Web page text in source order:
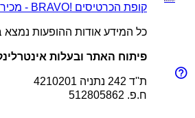
קופת הכרטיסים !BRAVO - מכירת כרטיסים להופעות והצגות © 2005-2026
כל המידע אודות ההופעות
פיתוח האתר ובעלות
ת''ד 242 נתניה 4210201
ח.פ. 512805862